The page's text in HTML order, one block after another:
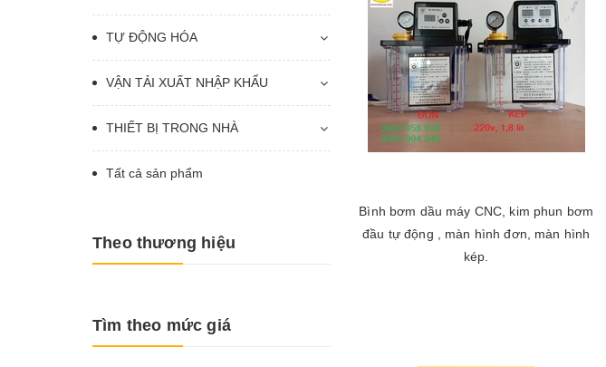
Bình bơm dầu máy CNC, kim phun bơm
đầu tự động , màn hình đơn, màn hình
kép.
TỰ ĐỘNG HÓA
VẬN TẢI XUẤT NHẬP KHẨU
THIẾT BỊ TRONG NHÀ
Tất cả sản phẩm
Theo thương hiệu
Tìm theo mức giá